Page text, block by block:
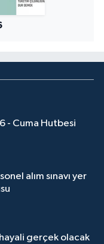
- Cuma Hutbesi
alım sınavı yer
gerçek olacak